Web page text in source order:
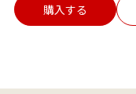
購入する